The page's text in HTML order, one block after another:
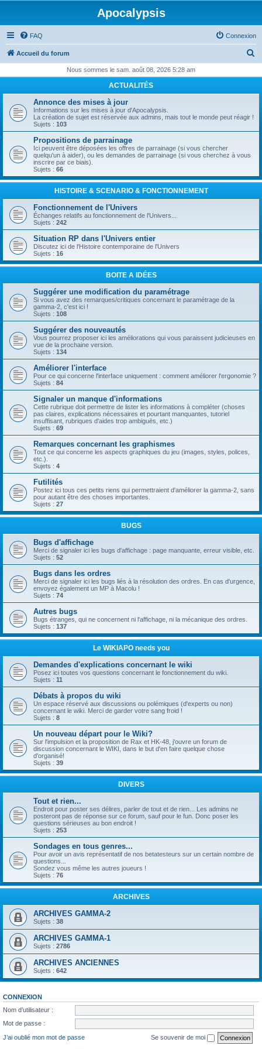
Apocalypsis
FAQ Connexion
Accueil du forum
h
r
Nous sommes le sam. août 08, 2026 5:28 am
ACTUALITÉS
Annonce des mises à jour
Informations sur les mises à jour d'Apocalypsis.
La création de sujet est réservée aux admins, mais tout le monde peut réagir !
Sujets : 103
Propositions de parrainage
Ici peuvent être déposées les offres de parrainage (si vous chercher
quelqu'un à aider), ou les demandes de parrainage (si vous cherchez à vous
inscrire par ce biais).
Sujets : 66
HISTOIRE & SCENARIO & FONCTIONNEMENT
Fonctionnement de l'Univers
Échanges relatifs au fonctionnement de l'Univers...
Sujets : 242
Situation RP dans l'Univers entier
Discutez ici de l'Histoire contemporaine de l'Univers
Sujets : 16
BOITE A IDÉES
Suggérer une modification du paramétrage
Si vous avez des remarques/critiques concernant le paramétrage de la
gamma-2, c'est ici !
Sujets : 108
Suggérer des nouveautés
Vous pourrez proposer ici les améliorations qui vous paraissent judicieuses en
vue de la prochaine version.
Sujets : 134
Améliorer l'interface
Pour ce qui concerne l'interface uniquement : comment améliorer l'ergonomie ?
Sujets : 84
Signaler un manque d'informations
Cette rubrique doit permettre de lister les informations à compléter (choses
pas claires, explications nécessaires et pourtant manquantes, tutoriel
insuffisant, rubriques d'aides trop ambiguës, etc.)
Sujets : 69
Remarques concernant les graphismes
Tout ce qui concerne les aspects graphiques du jeu (images, styles, polices,
etc.).
Sujets : 4
Futilités
Postez ici tous ces petits riens qui permettraient d'améliorer la gamma-2, sans
pour autant être des choses importantes.
Sujets : 27
BUGS
Bugs d'affichage
Merci de signaler ici les bugs d'affichage : page manquante, erreur visible, etc.
Sujets : 52
Bugs dans les ordres
Merci de signaler ici les bugs liés à la résolution des ordres. En cas d'urgence,
envoyez également un MP à Macolu !
Sujets : 74
Autres bugs
Bugs étranges, qui ne concernent ni l'affichage, ni la mécanique des ordres.
Sujets : 137
Le WIKIAPO needs you
Demandes d'explications concernant le wiki
Posez ici toutes vos questions concernant le fonctionnement du wiki.
Sujets : 11
Débats à propos du wiki
Un espace réservé aux discussions ou polémiques (d'experts ou non)
concernant le wiki. Merci de garder votre sang froid !
Sujets : 8
Un nouveau départ pour le Wiki?
Sur l'impulsion et la proposition de Rax et HK-48, j'ouvre un forum de
discussion concernant le WIKI, dans le but d'en faire quelque chose
d'organisé!
Sujets : 39
DIVERS
Tout et rien...
Endroit pour poster ses délires, parler de tout et de rien... Les admins ne
posteront pas de réponse sur ce forum, sauf pour le fun. Donc poser les
questions sérieuses au bon endroit !
Sujets : 253
Sondages en tous genres...
Pour avoir un avis représentatif de nos betatesteurs sur un certain nombre de
questions...
Sondez vous même les autres joueurs !
Sujets : 76
ARCHIVES
ARCHIVES GAMMA-2
Sujets : 38
ARCHIVES GAMMA-1
Sujets : 2786
ARCHIVES ANCIENNES
Sujets : 642
CONNEXION
Nom d’utilisateur :
Mot de passe :
J’ai oublié mon mot de passe
Se souvenir de moi